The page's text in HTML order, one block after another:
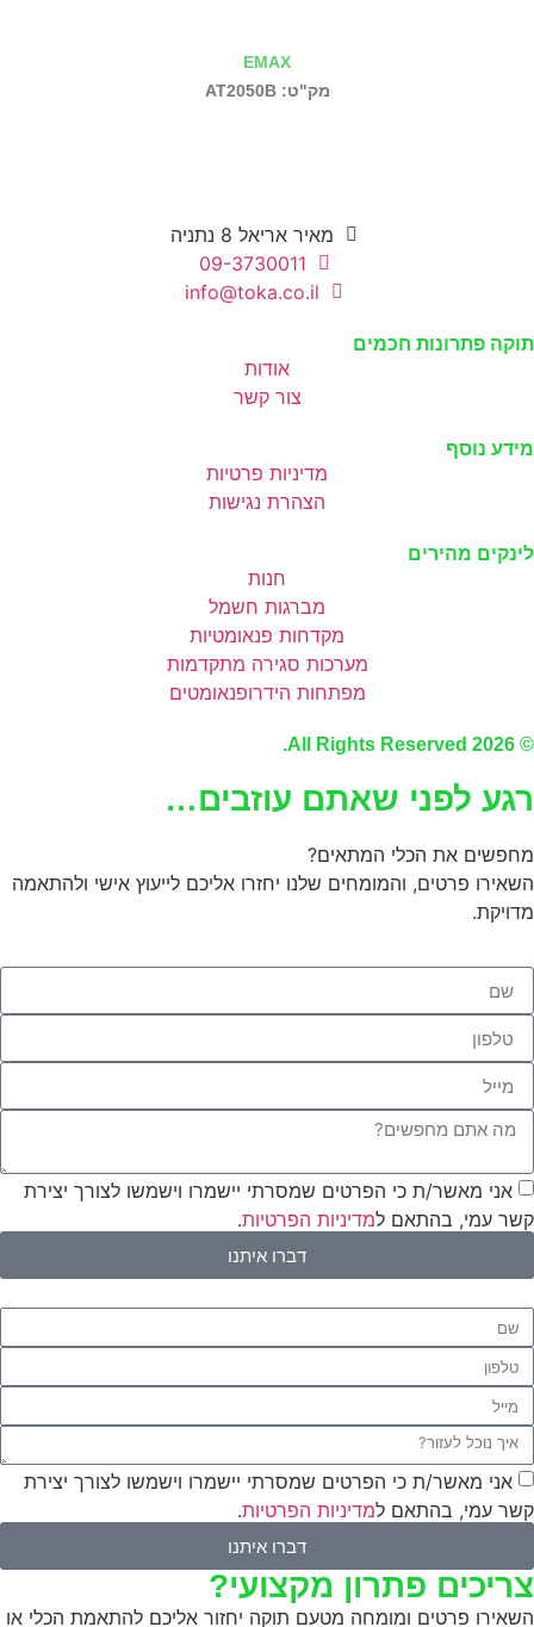
EMAX
מק"ט: AT2050B
מאיר אריאל 8 נתניה
09-3730011
info@toka.co.il
תוקה פתרונות חכמים
אודות
צור קשר
מידע נוסף
מדיניות פרטיות
הצהרת נגישות
לינקים מהירים
חנות
מברגות חשמל
מקדחות פנאומטיות
מערכות סגירה מתקדמות
מפתחות הידרופנאומטים
© 2026 All Rights Reserved.
רגע לפני שאתם עוזבים…
מחפשים את הכלי המתאים?
השאירו פרטים, והמומחים שלנו יחזרו אליכם לייעוץ אישי ולהתאמה
מדויקת.
אני מאשר/ת כי הפרטים שמסרתי יישמרו וישמשו לצורך יצירת
קשר עמי, בהתאם למדיניות הפרטיות.
דברו איתנו
אני מאשר/ת כי הפרטים שמסרתי יישמרו וישמשו לצורך יצירת
קשר עמי, בהתאם למדיניות הפרטיות.
דברו איתנו
צריכים פתרון מקצועי?
השאירו פרטים ומומחה מטעם תוקה יחזור אליכם להתאמת הכלי או